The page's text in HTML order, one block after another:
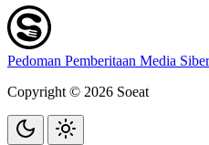
Pedoman Pemberitaan Media
Copyright © 2026 Soeat